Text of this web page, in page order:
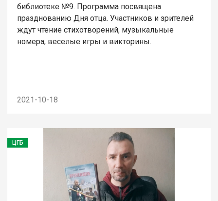
библиотеке №9. Программа посвящена
празднованию Дня отца. Участников и зрителей
ждут чтение стихотворений, музыкальные
номера, веселые игры и викторины.
2021-10-18
ЦГБ